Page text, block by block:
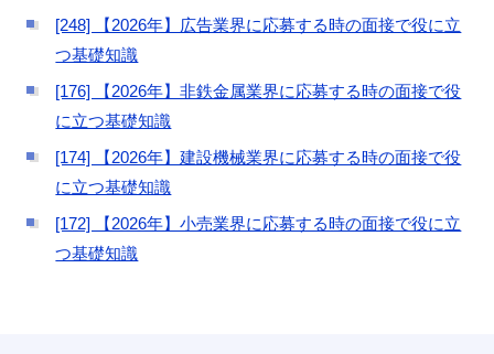
[248] 【2026年】広告業界に応募する時の面接で役に立
つ基礎知識
[176] 【2026年】非鉄金属業界に応募する時の面接で役
に立つ基礎知識
[174] 【2026年】建設機械業界に応募する時の面接で役
に立つ基礎知識
[172] 【2026年】小売業界に応募する時の面接で役に立
つ基礎知識